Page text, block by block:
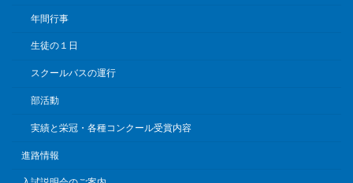
年間行事
生徒の１日
スクールバスの運行
部活動
実績と栄冠・各種コンクール受賞内容
進路情報